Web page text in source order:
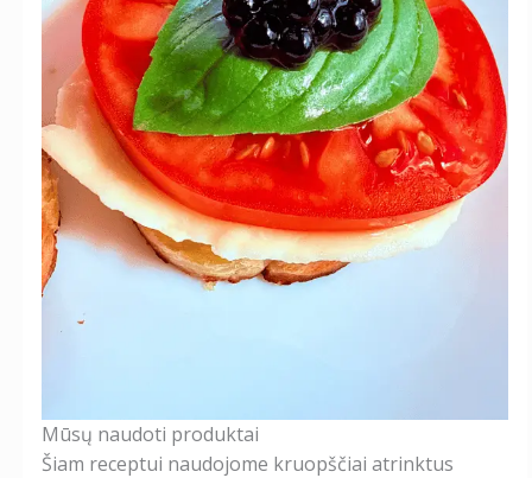
Mūsų naudoti produktai
Šiam receptui naudojome kruopščiai atrinktus